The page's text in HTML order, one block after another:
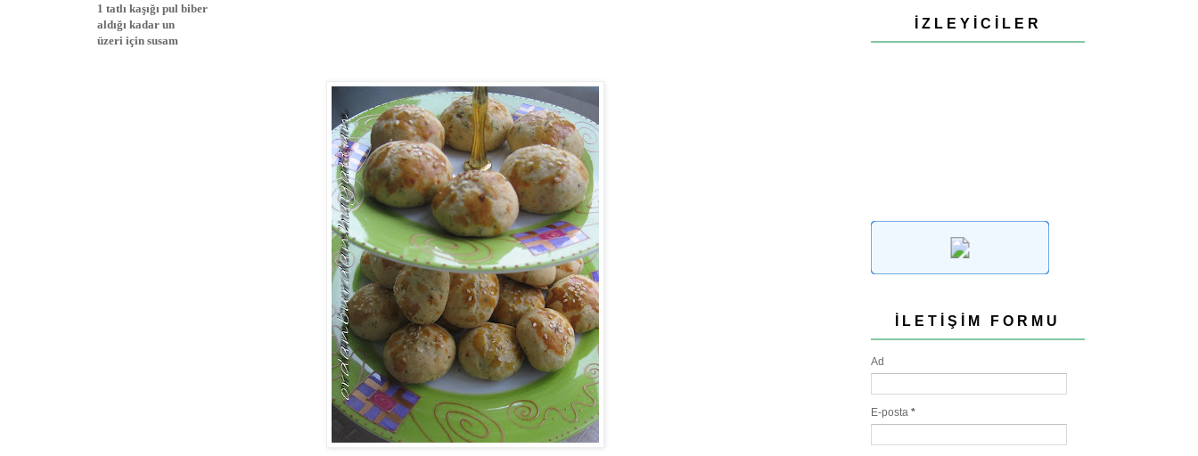
1 tatlı kaşığı pul biber
aldığı kadar un
üzeri için susam
İZLEYICILER
İLETIŞIM FORMU
Ad
E-posta *